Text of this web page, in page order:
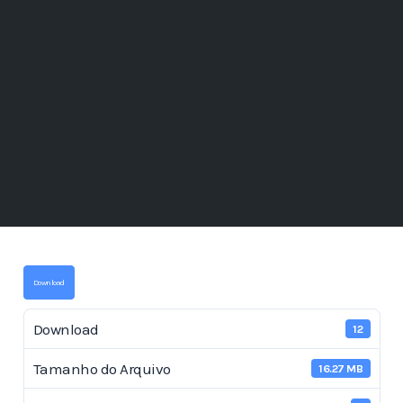
Download
Download 12
Tamanho do Arquivo 16.27 MB